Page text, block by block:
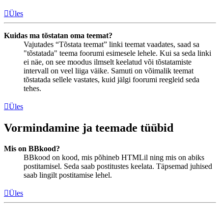
Üles
Kuidas ma tõstatan oma teemat?
Vajutades “Tõstata teemat” linki teemat vaadates, saad sa
"tõstatada" teema foorumi esimesele lehele. Kui sa seda linki
ei näe, on see moodus ilmselt keelatud või tõstatamiste
intervall on veel liiga väike. Samuti on võimalik teemat
tõstatada sellele vastates, kuid jälgi foorumi reegleid seda
tehes.
Üles
Vormindamine ja teemade tüübid
Mis on BBkood?
BBkood on kood, mis põhineb HTMLil ning mis on abiks
postitamisel. Seda saab postitustes keelata. Täpsemad juhised
saab lingilt postitamise lehel.
Üles